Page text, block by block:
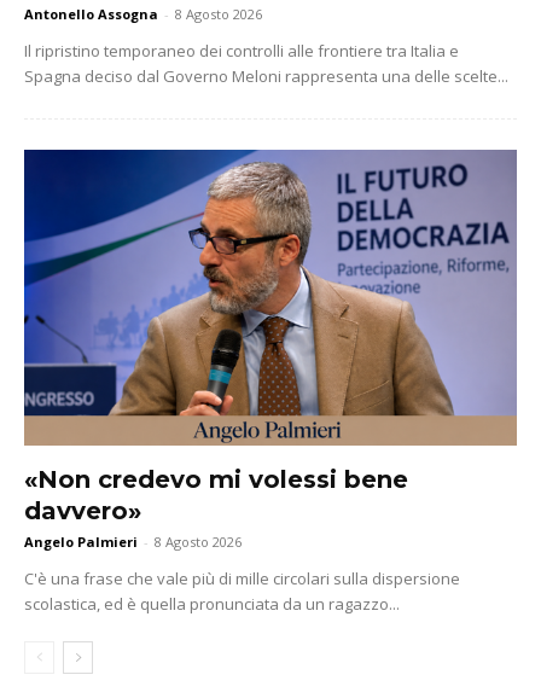
Antonello Assogna - 8 Agosto 2026
Il ripristino temporaneo dei controlli alle frontiere tra Italia e
Spagna deciso dal Governo Meloni rappresenta una delle scelte...
«Non credevo mi volessi bene
davvero»
Angelo Palmieri - 8 Agosto 2026
C'è una frase che vale più di mille circolari sulla dispersione
scolastica, ed è quella pronunciata da un ragazzo...